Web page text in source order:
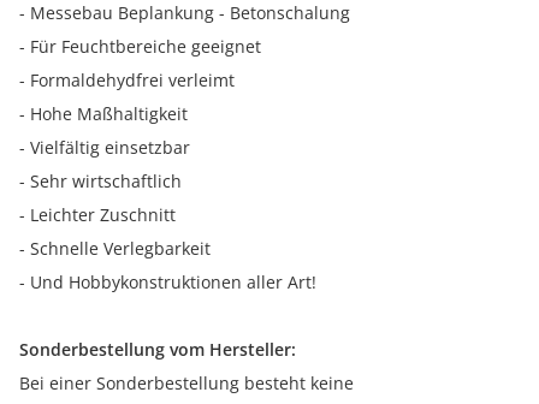
- Messebau Beplankung - Betonschalung
- Für Feuchtbereiche geeignet
- Formaldehydfrei verleimt
- Hohe Maßhaltigkeit
- Vielfältig einsetzbar
- Sehr wirtschaftlich
- Leichter Zuschnitt
- Schnelle Verlegbarkeit
- Und Hobbykonstruktionen aller Art!
Sonderbestellung vom Hersteller:
Bei einer Sonderbestellung besteht keine